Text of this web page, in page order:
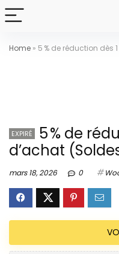
Home » 5 % de réduction dès
EXPIRÉ
5 % de
d’achat
mars 18, 2026 0